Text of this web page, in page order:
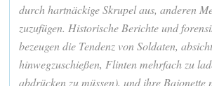
durch hartnäckige Skrupel aus, anderen
zuzufügen. Historische Berichte und
bezeugen die Tendenz von Soldaten,
hinwegzuschießen, Flinten mehrfach zu
abdrücken zu müssen), und ihre Bajonette